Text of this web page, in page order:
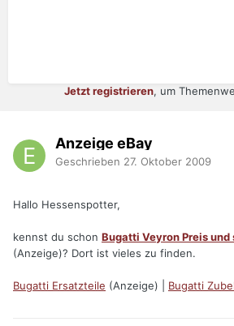
Jetzt registrieren, um
Anzeige eBay
Geschrieben 27. Oktober 2009
Hallo Hessenspotter,
kennst du schon Bugatti Veyron Preis und
(Anzeige)? Dort ist vieles zu finden.
Bugatti Ersatzteile (Anzeige) | Bugatti